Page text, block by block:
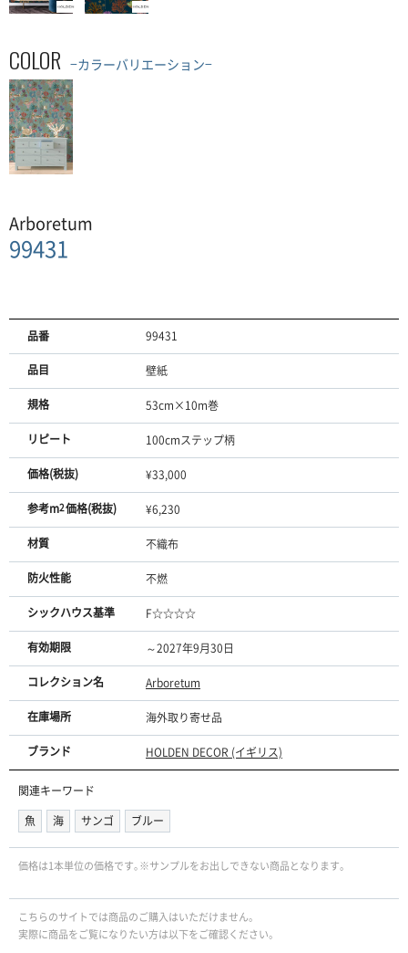
COLOR −カラーバリエーション−
Arboretum
99431
品番 99431
品目 壁紙
規格 53cm×10m巻
リピート 100cmステップ柄
価格(税抜) ¥33,000
参考m2価格(税抜) ¥6,230
材質 不織布
防火性能 不燃
シックハウス基準 F☆☆☆☆
有効期限 ～2027年9月30日
コレクション名 Arboretum
在庫場所 海外取り寄せ品
ブランド HOLDEN DECOR (イギリス)
関連キーワード
魚
海 サンゴ ブルー
価格は1本単位の価格です｡※サンプルをお出しできない商品となります。
こちらのサイトでは商品のご購入はいただけません。
実際に商品をご覧になりたい方は以下をご確認ください。